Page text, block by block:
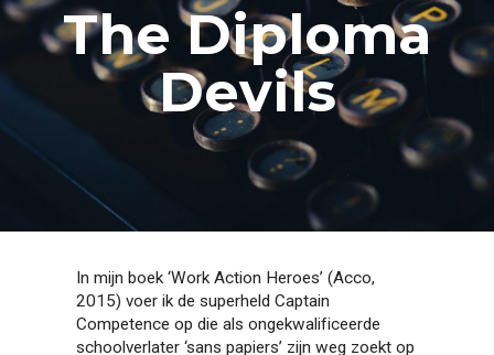
The Diploma
Devils
In mijn boek ‘Work Action Heroes’ (Acco,
2015) voer ik de superheld Captain
Competence op die als ongekwalificeerde
schoolverlater ‘sans papiers’ zijn weg zoekt op